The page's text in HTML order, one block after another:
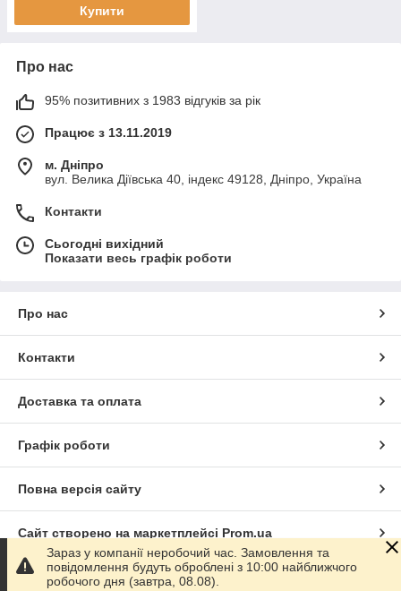
Купити
Про нас
95% позитивних з 1983 відгуків за рік
Працює з 13.11.2019
м. Дніпро
вул. Велика Діївська 40, індекс 49128, Дніпро, Україна
Контакти
Сьогодні вихідний
Показати весь графік роботи
Про нас
Контакти
Доставка та оплата
Графік роботи
Повна версія сайту
Сайт створено на маркетплейсі Prom.ua
Політика конфіденційності
Зараз у компанії неробочий час. Замовлення та
повідомлення будуть оброблені з 10:00 найближчого
робочого дня (завтра, 08.08).